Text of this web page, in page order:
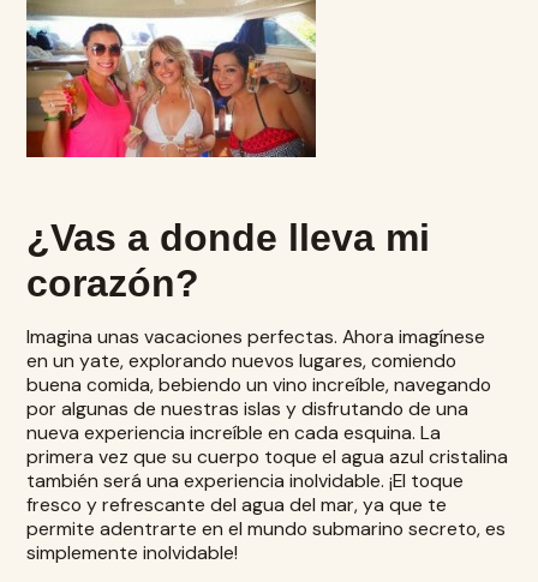
¿Vas a donde lleva mi
corazón?
Imagina unas vacaciones perfectas. Ahora imagínese
en un yate, explorando nuevos lugares, comiendo
buena comida, bebiendo un vino increíble, navegando
por algunas de nuestras islas y disfrutando de una
nueva experiencia increíble en cada esquina. La
primera vez que su cuerpo toque el agua azul cristalina
también será una experiencia inolvidable. ¡El toque
fresco y refrescante del agua del mar, ya que te
permite adentrarte en el mundo submarino secreto, es
simplemente inolvidable!